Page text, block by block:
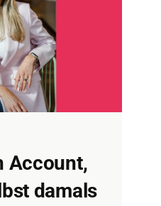
Account,
damals